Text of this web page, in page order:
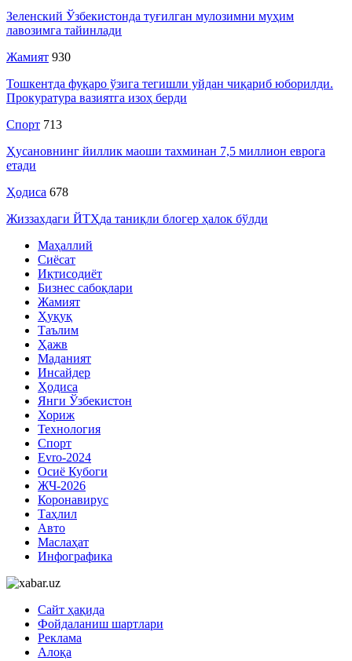
Зеленский Ўзбекистонда туғилган мулозимни муҳим
лавозимга тайинлади
Жамият 930
Тошкентда фуқаро ўзига тегишли уйдан чиқариб юборилди.
Прокуратура вазиятга изоҳ берди
Спорт 713
Ҳусановнинг йиллик маоши тахминан 7,5 миллион еврога
етади
Ҳодиса 678
Жиззахдаги ЙТҲда таниқли блогер ҳалок бўлди
Маҳаллий
Сиёсат
Иқтисодиёт
Бизнес сабоқлари
Жамият
Ҳуқуқ
Таълим
Ҳажв
Маданият
Инсайдер
Ҳодиса
Янги Ўзбекистон
Хориж
Технология
Спорт
Evro-2024
Осиё Кубоги
ЖЧ-2026
Коронавирус
Таҳлил
Авто
Маслаҳат
Инфографика
Сайт ҳақида
Фойдаланиш шартлари
Реклама
Алоқа